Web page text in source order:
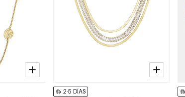
2-5 DÍAS